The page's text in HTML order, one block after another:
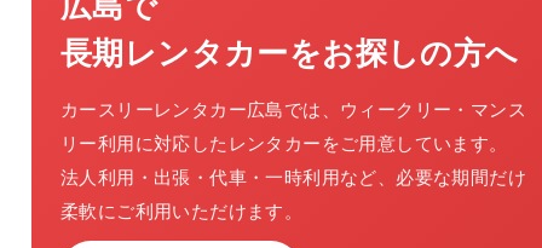
長期レンタカーをお探しの方へ
カースリーレンタカー広島では、ウィークリー・マンス
リー利用に対応したレンタカーをご用意しています。
法人利用・出張・代車・一時利用など、必要な期間だけ
柔軟にご利用いただけます。